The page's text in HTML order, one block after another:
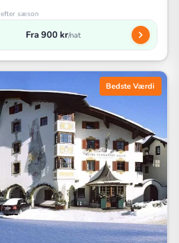
sæson
Fra 900 kr/nat
Bedste Værdi